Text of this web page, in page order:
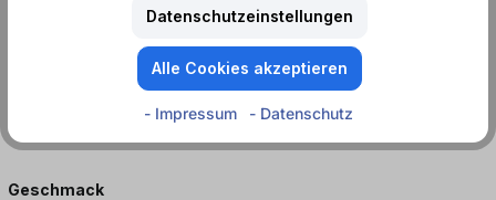
Bestelle jetzt deine Dosen bei Dosenmatrosen.de und erlebe
32,00 mg Koffein pro 100 (ml/mg). koffeinhaltiges
Erfrischungsgetränk.
Geschmack
Datenschutzeinstellungen
Alle Cookies akzeptieren
- Impressum - Datenschutz